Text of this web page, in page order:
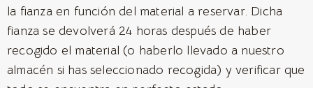
la fianza en función del material a reservar. Dicha
fianza se devolverá 24 horas después de haber
recogido el material (o haberlo llevado a nuestro
almacén si has seleccionado recogida) y verificar que